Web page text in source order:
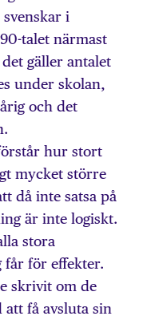
i
talet närmast
gäller antalet
under skolan,
och det
hur stort
mycket större
då inte satsa på
är inte logiskt.
stora
får för effekter.
skrivit om de
att få avsluta sin